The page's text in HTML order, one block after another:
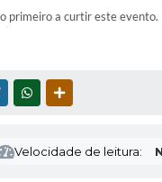
primeiro a curtir este evento.
TWITTERWHATSAPP
Velocidade de leitura: